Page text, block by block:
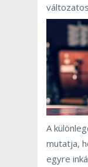
A
mutatja,
egyre